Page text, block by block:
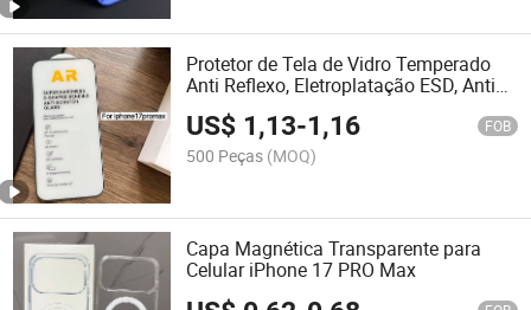
Protetor de Tela de Vidro Temperado
Anti Reflexo, Eletroplatação ESD, Anti
Risco para iPhone 17
US$ 1,13-1,16 FOB
500 Peças (MOQ)
Capa Magnética Transparente para
Celular iPhone 17 PRO Max